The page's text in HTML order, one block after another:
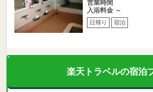
営業時間
入浴料金 ～
日帰り 宿泊
楽天トラベルの宿泊